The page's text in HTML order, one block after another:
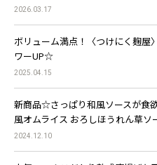
2026.03.17
ボリューム満点！〈つけにく麹屋
ワーUP☆
2025.04.15
新商品☆さっぱり和風ソースが食
風オムライス おろしほうれん草ソ
2024.12.10